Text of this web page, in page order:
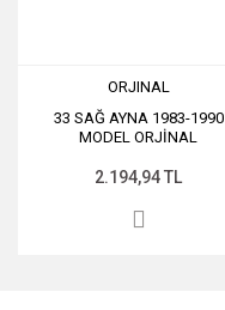
ORJINAL
33 SAĞ AYNA 1983-1990
MODEL ORJİNAL
2.194,94 TL